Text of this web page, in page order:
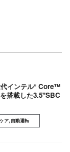
インテル®Core™
搭載した3.5''SBC
ア, 自動運転